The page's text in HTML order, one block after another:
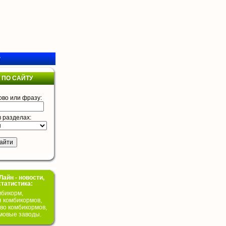
САЙТУ
или фразу:
разделах:
- новости,
комбикормов,
комбикормов,
заводы.